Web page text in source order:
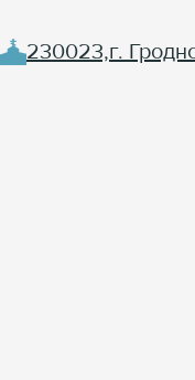
230023,г.